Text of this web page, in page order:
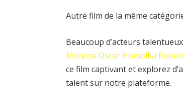
Autre film de la même
Beaucoup d’acteurs
Monroe Oscar Homolka
ce film captivant et explorez
talent sur notre plateforme.